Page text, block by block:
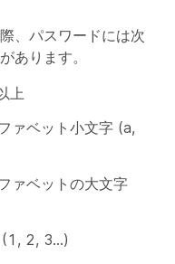
、パスワードには次
あります。
上
ァベット小文字 (a,
ァベットの大文字
2, 3...)